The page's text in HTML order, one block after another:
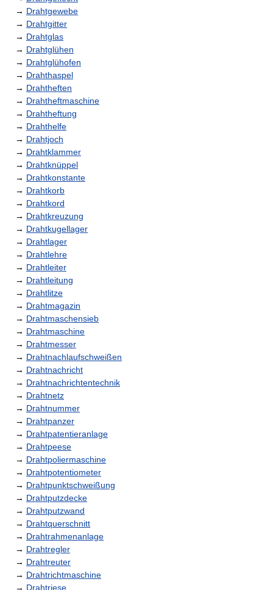
→ Drahtgewebe
→ Drahtgitter
→ Drahtglas
→ Drahtglühen
→ Drahtglühofen
→ Drahthaspel
→ Drahtheften
→ Drahtheftmaschine
→ Drahtheftung
→ Drahthelfe
→ Drahtjoch
→ Drahtklammer
→ Drahtknüppel
→ Drahtkonstante
→ Drahtkorb
→ Drahtkord
→ Drahtkreuzung
→ Drahtkugellager
→ Drahtlager
→ Drahtlehre
→ Drahtleiter
→ Drahtleitung
→ Drahtlitze
→ Drahtmagazin
→ Drahtmaschensieb
→ Drahtmaschine
→ Drahtmesser
→ Drahtnachlaufschweißen
→ Drahtnachricht
→ Drahtnachrichtentechnik
→ Drahtnetz
→ Drahtnummer
→ Drahtpanzer
→ Drahtpatentieranlage
→ Drahtpeese
→ Drahtpoliermaschine
→ Drahtpotentiometer
→ Drahtpunktschweißung
→ Drahtputzdecke
→ Drahtputzwand
→ Drahtquerschnitt
→ Drahtrahmenanlage
→ Drahtregler
→ Drahtreuter
→ Drahtrichtmaschine
→ Drahtriese